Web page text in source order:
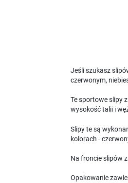
Jeśli szukasz
czerwonym,
Te sportowe slipy
wysokość talii i
Slipy te są
kolorach -
Na froncie slipów
Opakowanie